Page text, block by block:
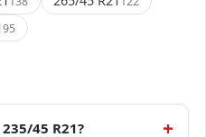
95
45 R21?